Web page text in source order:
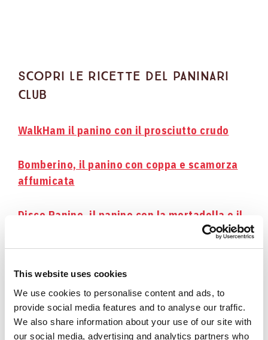
This website uses cookies
We use cookies to personalise content and ads, to
provide social media features and to analyse our traffic.
We also share information about your use of our site with
our social media, advertising and analytics partners who
SCOPRI LE RICETTE DEL PANINARI
CLUB
WalkHam il panino con il prosciutto crudo
Bomberino, il panino con coppa e scamorza
affumicata
Disco Panino, il panino con la mortadella e il
rucola